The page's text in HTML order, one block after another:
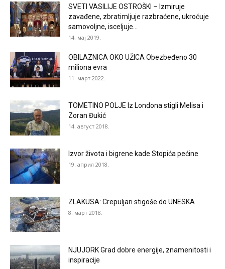
SVETI VASILIJE OSTROŠKI – Izmiruje
zavađene, zbratimljuje razbraćene, ukroćuje
samovoljne, isceljuje...
14. мај 2019.
OBILAZNICA OKO UŽICA Obezbeđeno 30
miliona evra
11. март 2022.
TOMETINO POLJE Iz Londona stigli Melisa i
Zoran Đukić
14. август 2018.
Izvor života i bigrene kade Stopića pećine
19. април 2018.
ZLAKUSA: Crepuljari stigoše do UNESKA
8. март 2018.
NJUJORK Grad dobre energije, znamenitosti i
inspiracije